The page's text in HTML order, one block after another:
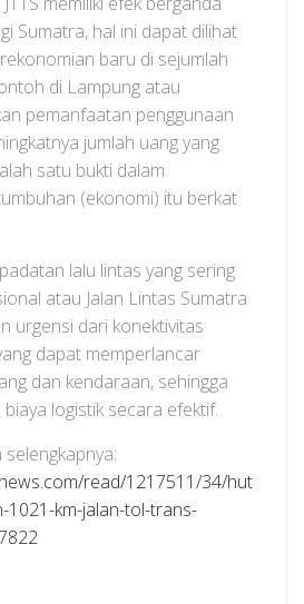
Sumatra, hal ini dapat dilihat
baru di sejumlah
di Lampung atau
pemanfaatan penggunaan
jumlah uang yang
satu bukti dalam
(ekonomi) itu berkat
lalu lintas yang sering
atau Jalan Lintas Sumatra
urgensi dari konektivitas
dapat memperlancar
dan kendaraan, sehingga
logistik secara efektif.
read/1217511/34/hut
1021-km-jalan-tol-trans-